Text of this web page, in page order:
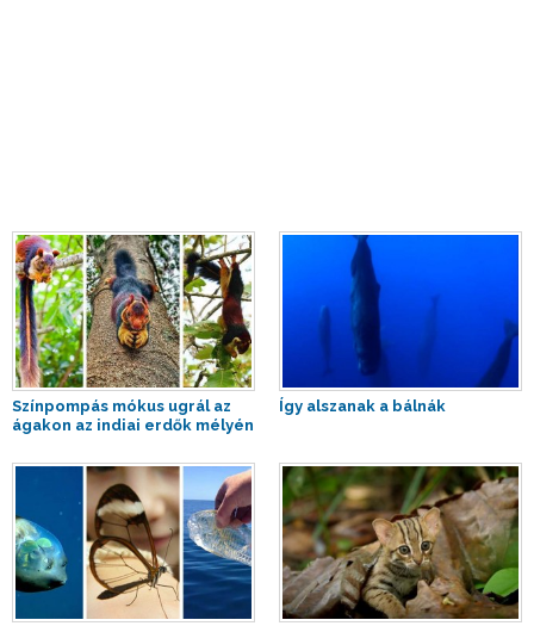
Színpompás mókus ugrál az
ágakon az indiai erdők mélyén
Így alszanak a bálnák